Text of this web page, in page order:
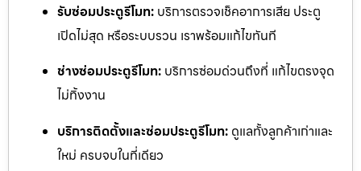
รับซ่อมประตูรีโมท: บริการตรวจเช็คอาการเสีย ประตู
เปิดไม่สุด หรือระบบรวน เราพร้อมแก้ไขทันที
ช่างซ่อมประตูรีโมท: บริการซ่อมด่วนถึงที่ แก้ไขตรงจุด
ไม่ทิ้งงาน
บริการติดตั้งและซ่อมประตูรีโมท: ดูแลทั้งลูกค้าเก่าและ
ใหม่ ครบจบในที่เดียว